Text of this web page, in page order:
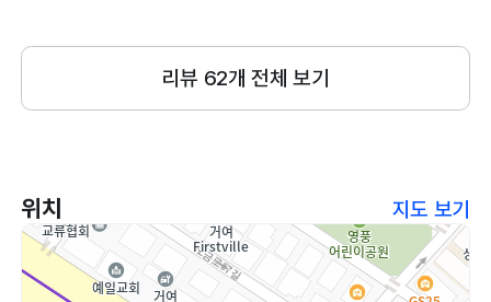
편리한 장점이 !매우 만족스럽습니다
리뷰 62개 전체 보기
위치 지도 보기